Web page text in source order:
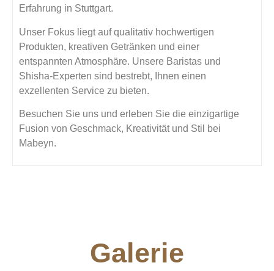
Erfahrung in Stuttgart.
Unser Fokus liegt auf qualitativ hochwertigen
Produkten, kreativen Getränken und einer
entspannten Atmosphäre. Unsere Baristas und
Shisha-Experten sind bestrebt, Ihnen einen
exzellenten Service zu bieten.
Besuchen Sie uns und erleben Sie die einzigartige
Fusion von Geschmack, Kreativität und Stil bei
Mabeyn.
Galerie